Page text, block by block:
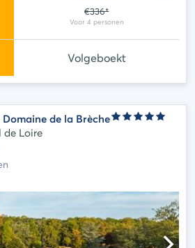
€336*
Volgeboekt
de la Brèche
de Loire